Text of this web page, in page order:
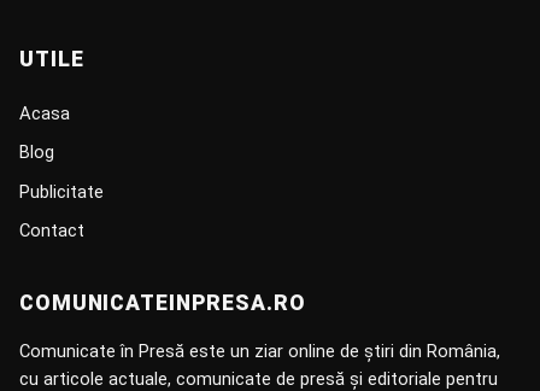
UTILE
Acasa
Blog
Publicitate
Contact
COMUNICATEINPRESA.RO
Comunicate în Presă este un ziar online de știri din România,
cu articole actuale, comunicate de presă și editoriale pentru